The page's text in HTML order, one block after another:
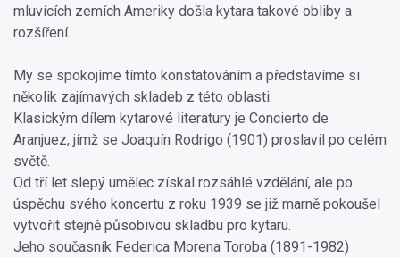
mluvících zemích Ameriky došla kytara takové obliby a
rozšíření.
My se spokojíme tímto konstatováním a představíme si
několik zajímavých skladeb z této oblasti.
Klasickým dílem kytarové literatury je Concierto de
Aranjuez, jímž se Joaquín Rodrigo (1901) proslavil po celém
světě.
Od tří let slepý umělec získal rozsáhlé vzdělání, ale po
úspěchu svého koncertu z roku 1939 se již marně pokoušel
vytvořit stejně působivou skladbu pro kytaru.
Jeho současník Federica Morena Toroba (1891-1982)